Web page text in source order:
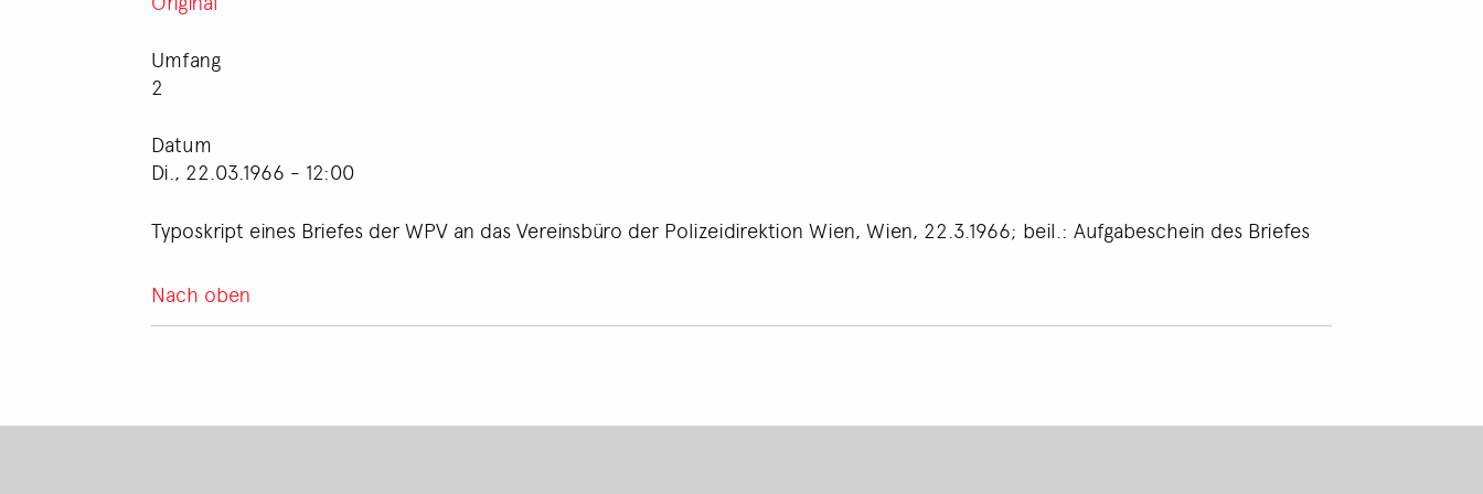
Umfang
2
Datum
Di., 22.03.1966 - 12:00
Typoskript eines Briefes der WPV an das Vereinsbüro der Polizeidirektion Wien, Wien, 22.3.1966; beil.: Aufgabeschein des Briefes
Nach oben